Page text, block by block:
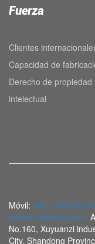
Fuerza
Clientes
Capacidad de
Derecho de propiedad
intelectual
Móvil: +86
jcseal01@sdjcsy.com
No.160, Xuyuanzi
City, Shandong